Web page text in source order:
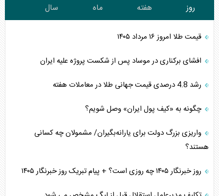
روز هفته ماه سال
قیمت طلا امروز ۱۶ مرداد ۱۴۰۵
افشای برکناری در موساد پس از شکست پروژه علیه ایران
رشد 4.8 درصدی قیمت جهانی طلا در معاملات هفته
چگونه به «کیف پول ایران» وصل شویم؟
واریزی بزرگ دولت برای یارانه‌بگیران/ مشمولان چه کسانی
هستند؟
روز خبرنگار ۱۴۰۵ چه روزی است؟ + پیام تبریک روز خبرنگار ۱۴۰۵